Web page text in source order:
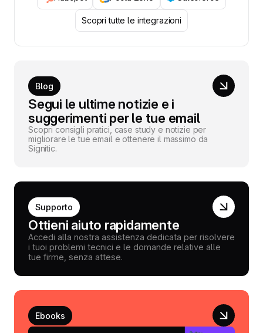
Scopri tutte le integrazioni
Blog
Segui le ultime notizie e i
suggerimenti per le tue email
Scopri consigli pratici, case study e notizie per
migliorare le tue email e ottenere il massimo da
Signitic.
Supporto
Ottieni aiuto rapidamente
Accedi alla nostra assistenza dedicata per risolvere
i tuoi problemi tecnici e le domande relative alle
tue firme, senza attese.
Ebooks